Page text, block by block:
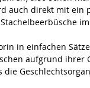
auch direkt mit ein
in einfachen
aufgrund ihrer